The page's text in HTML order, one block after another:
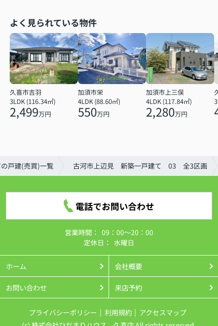
よく見られている物件
久喜市吉羽
3LDK (116.34㎡)
2,499万円
加須市栄
4LDK (88.60㎡)
550万円
加須市上三俣
4LDK (117.84㎡)
2,280万円
戸建(売買)一覧 古河市上辺見 新築一戸建て 03 全3区画
電話でお問い合わせ
営業時間： 09：00～20：00
定休日： 水曜日
ホーム 会社概要
お問い合わせ 来店予約
プライバシーポリシー 利用規約
アクセスマップ